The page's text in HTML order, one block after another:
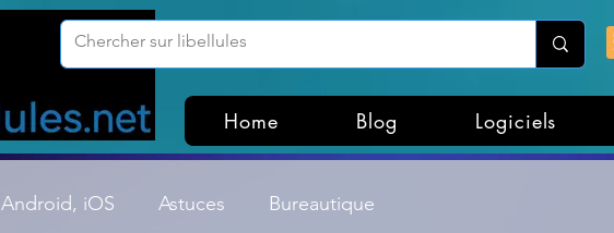
Home Blog Logiciels
Android, iOS Astuces Bureautique